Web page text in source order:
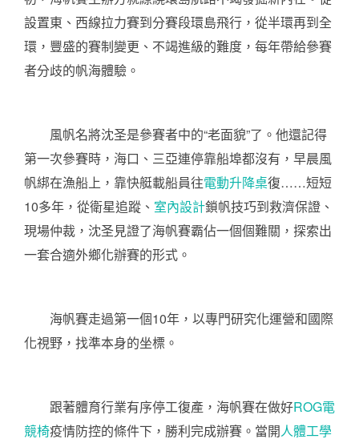
設置東、西線拉力賽到分賽段環島飛行，從半環再到全
環，豐盛的賽制變更、不竭進級的難度，每年帶給參賽
者分歧的帆海體驗。
風帆名將沈圣是參賽者中的“老面貌”了。他還記得
第一次參賽時，海口、三亞連停靠船埠都沒有，早晨風
帆綁在漁船上，靠快艇載船員往電動升降桌復……短短
10多年，從衛星追蹤、 室內設計鎖帆技巧到救濟保證、
現場仲裁，沈圣見證了海帆賽霸佔一個個難關，探索出
一套合適外鄉化辦賽的形式。
海帆賽走過第一個10年，以專門研究化運營和國際
化視野，找準本身的坐標。
跟著體育行業有序停工復產，海帆賽在做好ROG電
競椅疫情防控的條件下，勝利完成辦賽。當開人體工學